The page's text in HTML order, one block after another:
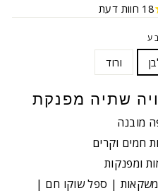
18 חוות דעת
ורוד
שתיה מפנקת
מובנה
חמים וקרים
ומפנקות
| ספל שוקו חם |